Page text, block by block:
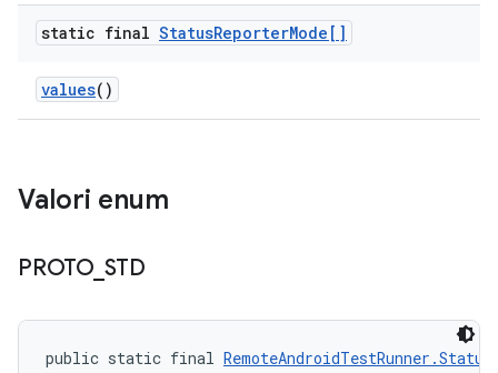
static final StatusReporterMode[]
values()
Valori enum
PROTO_ STD
public static final